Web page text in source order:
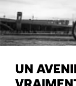
UN